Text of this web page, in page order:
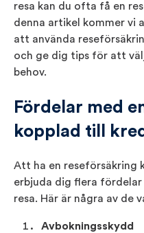
resa kan du ofta få en
denna artikel kommer vi
att använda
och ge dig tips för att
behov.
Fördelar med
kopplad till
Att ha en
erbjuda dig flera
resa. Här är några av de
Avbokningsskydd